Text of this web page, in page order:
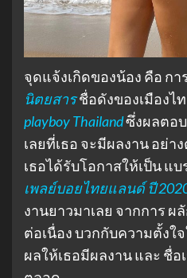
จุดแจ้งเกิดของน้อง คือ กา
นิตยสารชื่อดังของเมืองไ
playboy Thailandซึ่งผลตอ
เลยที่เธอ จะมีผลงาน อย่า
เธอได้รับโอกาสให้เป็น แ
เพลย์บอยไทยแลนด์ ปี
งานยาวมาเลย จากการ
ต่อเนื่อง บวกกับความตั้งใ
ผลให้เธอมีผลงาน และ ชื่